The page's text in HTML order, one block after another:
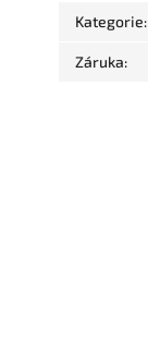
Kategorie:
Záruka: